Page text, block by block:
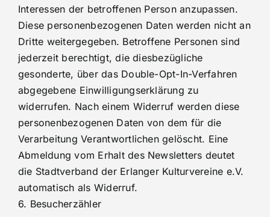
Interessen der betroffenen Person anzupassen.
Diese personenbezogenen Daten werden nicht an
Dritte weitergegeben. Betroffene Personen sind
jederzeit berechtigt, die diesbezügliche
gesonderte, über das Double-Opt-In-Verfahren
abgegebene Einwilligungserklärung zu
widerrufen. Nach einem Widerruf werden diese
personenbezogenen Daten von dem für die
Verarbeitung Verantwortlichen gelöscht. Eine
Abmeldung vom Erhalt des Newsletters deutet
die Stadtverband der Erlanger Kulturvereine e.V.
automatisch als Widerruf.
6. Besucherzähler